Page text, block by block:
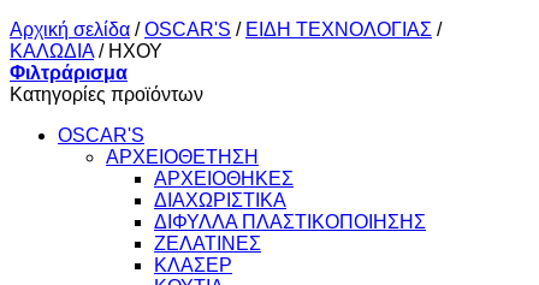
Αρχική σελίδα / OSCAR'S / ΕΙΔΗ ΤΕΧΝΟΛΟΓΙΑΣ /
ΚΑΛΩΔΙΑ /ΗΧΟΥ
Φιλτράρισμα
Κατηγορίες προϊόντων
OSCAR'S
ΑΡΧΕΙΟΘΕΤΗΣΗ
ΑΡΧΕΙΟΘΗΚΕΣ
ΔΙΑΧΩΡΙΣΤΙΚΑ
ΔΙΦΥΛΛΑ ΠΛΑΣΤΙΚΟΠΟΙΗΣΗΣ
ΖΕΛΑΤΙΝΕΣ
ΚΛΑΣΕΡ